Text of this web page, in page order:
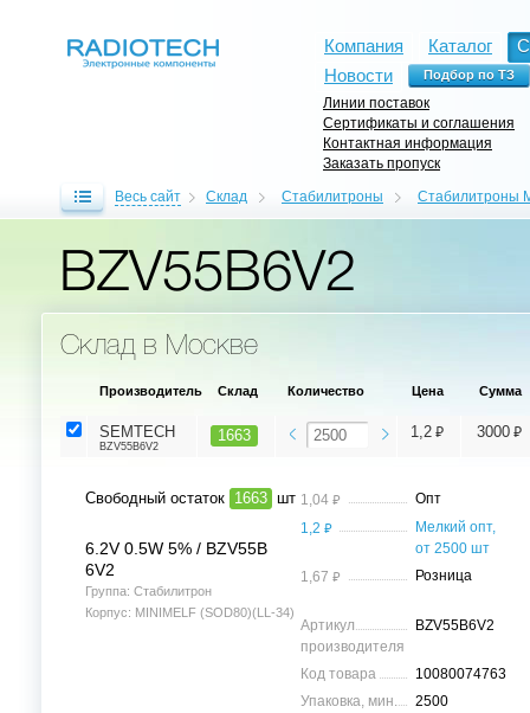
Компания Каталог
Новости
Линии поставок
Сертификаты и соглашения
Контактная информация
Заказать пропуск
Весь сайт Склад Стабилитроны Стабилитроны
BZV55B6V2
Склад в Москве
Производитель Склад Количество Цена Сумма
SEMTECH
BZV55B6V2
1663 1,2 ⃏ 3000 ⃏
Свободный остаток 1663 шт
6.2V 0.5W 5% / BZV55B
6V2
Группа: Стабилитрон
Корпус: MINIMELF (SOD80)(LL-34)
1,04 ⃏
Опт
1,2 ⃏
Мелкий опт,
от 2500 шт
1,67 ⃏ Розница
Артикул
производителя
BZV55B6V2
Код товара
10080074763
Упаковка, мин.
2500